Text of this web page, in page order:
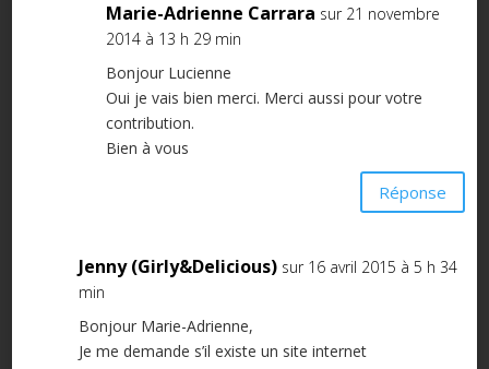
Marie-Adrienne Carrara sur 21 novembre
2014 à 13 h 29 min
Bonjour Lucienne
Oui je vais bien merci. Merci aussi pour votre
contribution.
Bien à vous
Réponse
Jenny (Girly&Delicious) sur 16 avril 2015 à 5 h 34
min
Bonjour Marie-Adrienne,
Je me demande s’il existe un site internet